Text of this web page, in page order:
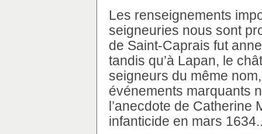
Les renseignements
seigneuries nous sont
de Saint-Caprais fut
tandis qu’à Lapan, le
seigneurs du même
événements marquants
l’anecdote de Catherine
infanticide en mars